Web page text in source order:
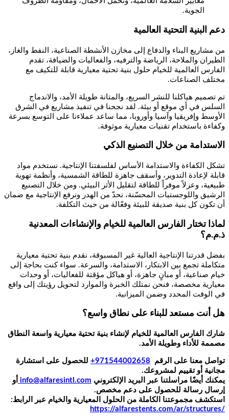
الجوية.
دعم البنية التحتية العالمية
من مشاريع البناء والدفاع إلى مخازن الأنشطة الصناعية، النفط والغاز،
الطيران والملاحة، الرياضة والترفيه، والفعاليات والضيافة، تقدم
الفارس العالمية للخيام حلول بنية تحتية معيارية قابلة للتكيف مع
مختلف الصناعات.
تم تصميم هياكلنا للنشر السريع، والمتانة طويلة الأمد، والاندماج
السلس في أي موقع أو بيئة. لقد نجحنا في تنفيذ مشاريع في الشرق
الأوسط وإفريقيا وآسيا وأوروبا، مما ساعد عملاءنا على التوسع بسرعة
وكفاءة باستخدام تقنيات معيارية موثوقة.
الاستدامة من خلال التصنيع الذكي
تشكل الكفاءة والاستدامة الأساس لفلسفتنا الإنتاجية. نستخدم مواد
قابلة لإعادة التدوير، وأسقف جاهزة للطاقة الشمسية، وأنظمة تهوية
طبيعية، وعزلاً موفراً للطاقة لتقليل الأثر البيئي. ومن خلال التصنيع
الرشيق واللوجستيات المحسّنة، نحدّ من الهدر ونرفع الإنتاجية مع ضمان
أن تكون كل بنية صديقة للبيئة وفعّالة من حيث التكلفة.
لماذا تختار الفارس العالمية للخيام والإنشاءات المعدنية
ذ.م.م؟
بفضل قدرتنا الإنتاجية العالية غير المسبوقة، نقدم بنية تحتية معيارية
متكاملة تجمع بين الابتكار، الاستدامة، والسرعة. سواء كنت بحاجة إلى
خيام صناعية، أو مبانٍ جاهزة، أو هياكل مؤقتة للفعاليات، أو وحدات
معيارية مخصصة، فنحن نمتلك الخبرة والموارد لتحويل رؤيتك إلى واقع
في الوقت المحدد وضمن الميزانية.
هل أنت مستعد للبناء على نطاق واسع؟
شارك الفارس العالمية للخيام لإنشاء بنية تحتية معيارية واسعة النطاق
مصممة للأداء وطويلة الأمد.
تواصل معنا على الرقم 971544002658+
للحصول على استشارة
مجانية أو تقييم لمشروعك.
يمكنك أيضًا مراسلتنا عبر البريد الإلكتروني info@alfaresintl.com أو
إرسال رسالة للحصول على دعم مخصص.
استكشف مجموعتنا الكاملة من الحلول المعيارية والخيام عبر الرابط:
/https://alfarestents.com/ar/structures